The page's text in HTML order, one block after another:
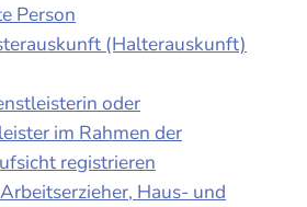
Person
(Halterauskunft)
oder
im Rahmen der
registrieren
Haus- und